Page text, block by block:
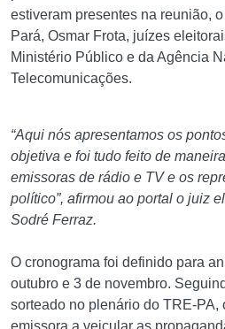
estiveram presentes na reunião,
Pará, Osmar Frota, juízes
Ministério Público e da Agência
Telecomunicações.
“Aqui nós apresentamos os
objetiva e foi tudo feito de
emissoras de rádio e TV e os
político”, afirmou ao portal o juiz
Sodré Ferraz.
O cronograma foi definido para
outubro e 3 de novembro.
sorteado no plenário do TRE-PA,
emissora a veicular as